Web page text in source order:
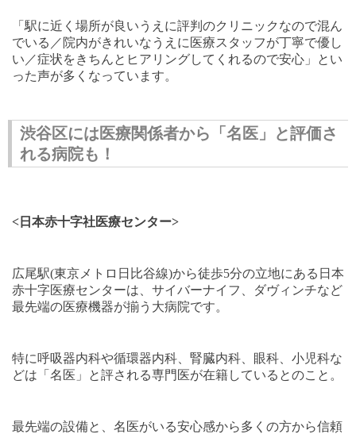
「駅に近く場所が良いうえに評判のクリニックなので混ん
でいる／院内がきれいなうえに医療スタッフが丁寧で優し
い／症状をきちんとヒアリングしてくれるので安心」とい
った声が多くなっています。
渋谷区には医療関係者から「名医」と評価さ
れる病院も！
< 日本赤十字社医療センター>
広尾駅(東京メトロ日比谷線)から徒歩5分の立地にある日本
赤十字医療センターは、サイバーナイフ、ダヴィンチなど
最先端の医療機器が揃う大病院です。
特に呼吸器内科や循環器内科、腎臓内科、眼科、小児科な
どは 「名医」と評される専門医が在籍しているとのこと。
最先端の設備と、名医がいる安心感から多くの方から信頼